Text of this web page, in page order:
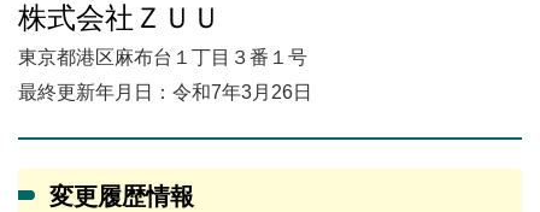
株式会社ＺＵＵ
東京都港区麻布台１丁目３番１号
最終更新年月日：令和7年3月26日
変更履歴情報